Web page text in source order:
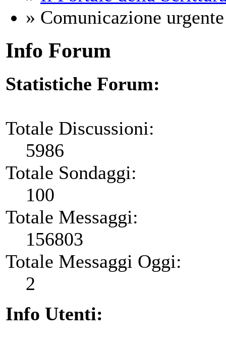
» Comunicazione
Info Forum
Statistiche Forum:
Totale Discussioni:
5986
Totale Sondaggi:
100
Totale Messaggi:
156803
Totale Messaggi Oggi:
2
Info Utenti: